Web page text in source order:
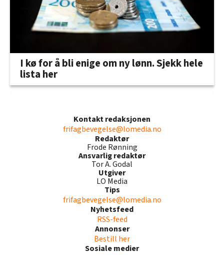
I kø for å bli enige om ny lønn. Sjekk hele
lista her
Kontakt redaksjonen
frifagbevegelse@lomedia.no
Redaktør
Frode Rønning
Ansvarlig redaktør
Tor A. Godal
Utgiver
LO Media
Tips
frifagbevegelse@lomedia.no
Nyhetsfeed
RSS-feed
Annonser
Bestill her
Sosiale medier